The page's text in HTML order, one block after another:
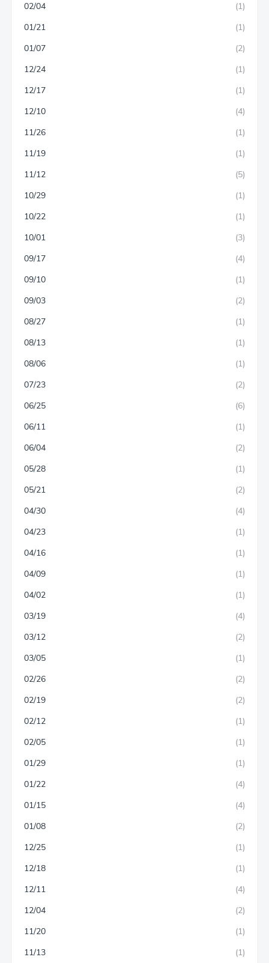
02/04
(1)
01/21
(1)
01/07
(2)
12/24
(1)
12/17
(1)
12/10
(4)
11/26
(1)
11/19
(1)
11/12
(5)
10/29
(1)
10/22
(1)
10/01
(3)
09/17
(4)
09/10
(1)
09/03
(2)
08/27
(1)
08/13
(1)
08/06
(1)
07/23
(2)
06/25
(6)
06/11
(1)
06/04
(2)
05/28
(1)
05/21
(2)
04/30
(4)
04/23
(1)
04/16
(1)
04/09
(1)
04/02
(1)
03/19
(4)
03/12
(2)
03/05
(1)
02/26
(2)
02/19
(2)
02/12
(1)
02/05
(1)
01/29
(1)
01/22
(4)
01/15
(4)
01/08
(2)
12/25
(1)
12/18
(1)
12/11
(4)
12/04
(2)
11/20
(1)
11/13
(1)